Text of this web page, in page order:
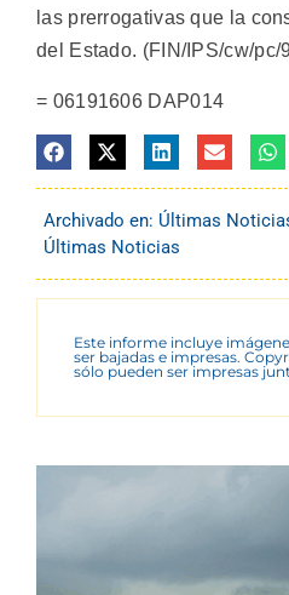
las prerrogativas que la
del Estado. (FIN/IPS/cw/pc/
= 06191606 DAP014
Archivado en: Últimas
Últimas Noticias
Este informe incluye
ser bajadas e impresas.
sólo pueden ser impresas